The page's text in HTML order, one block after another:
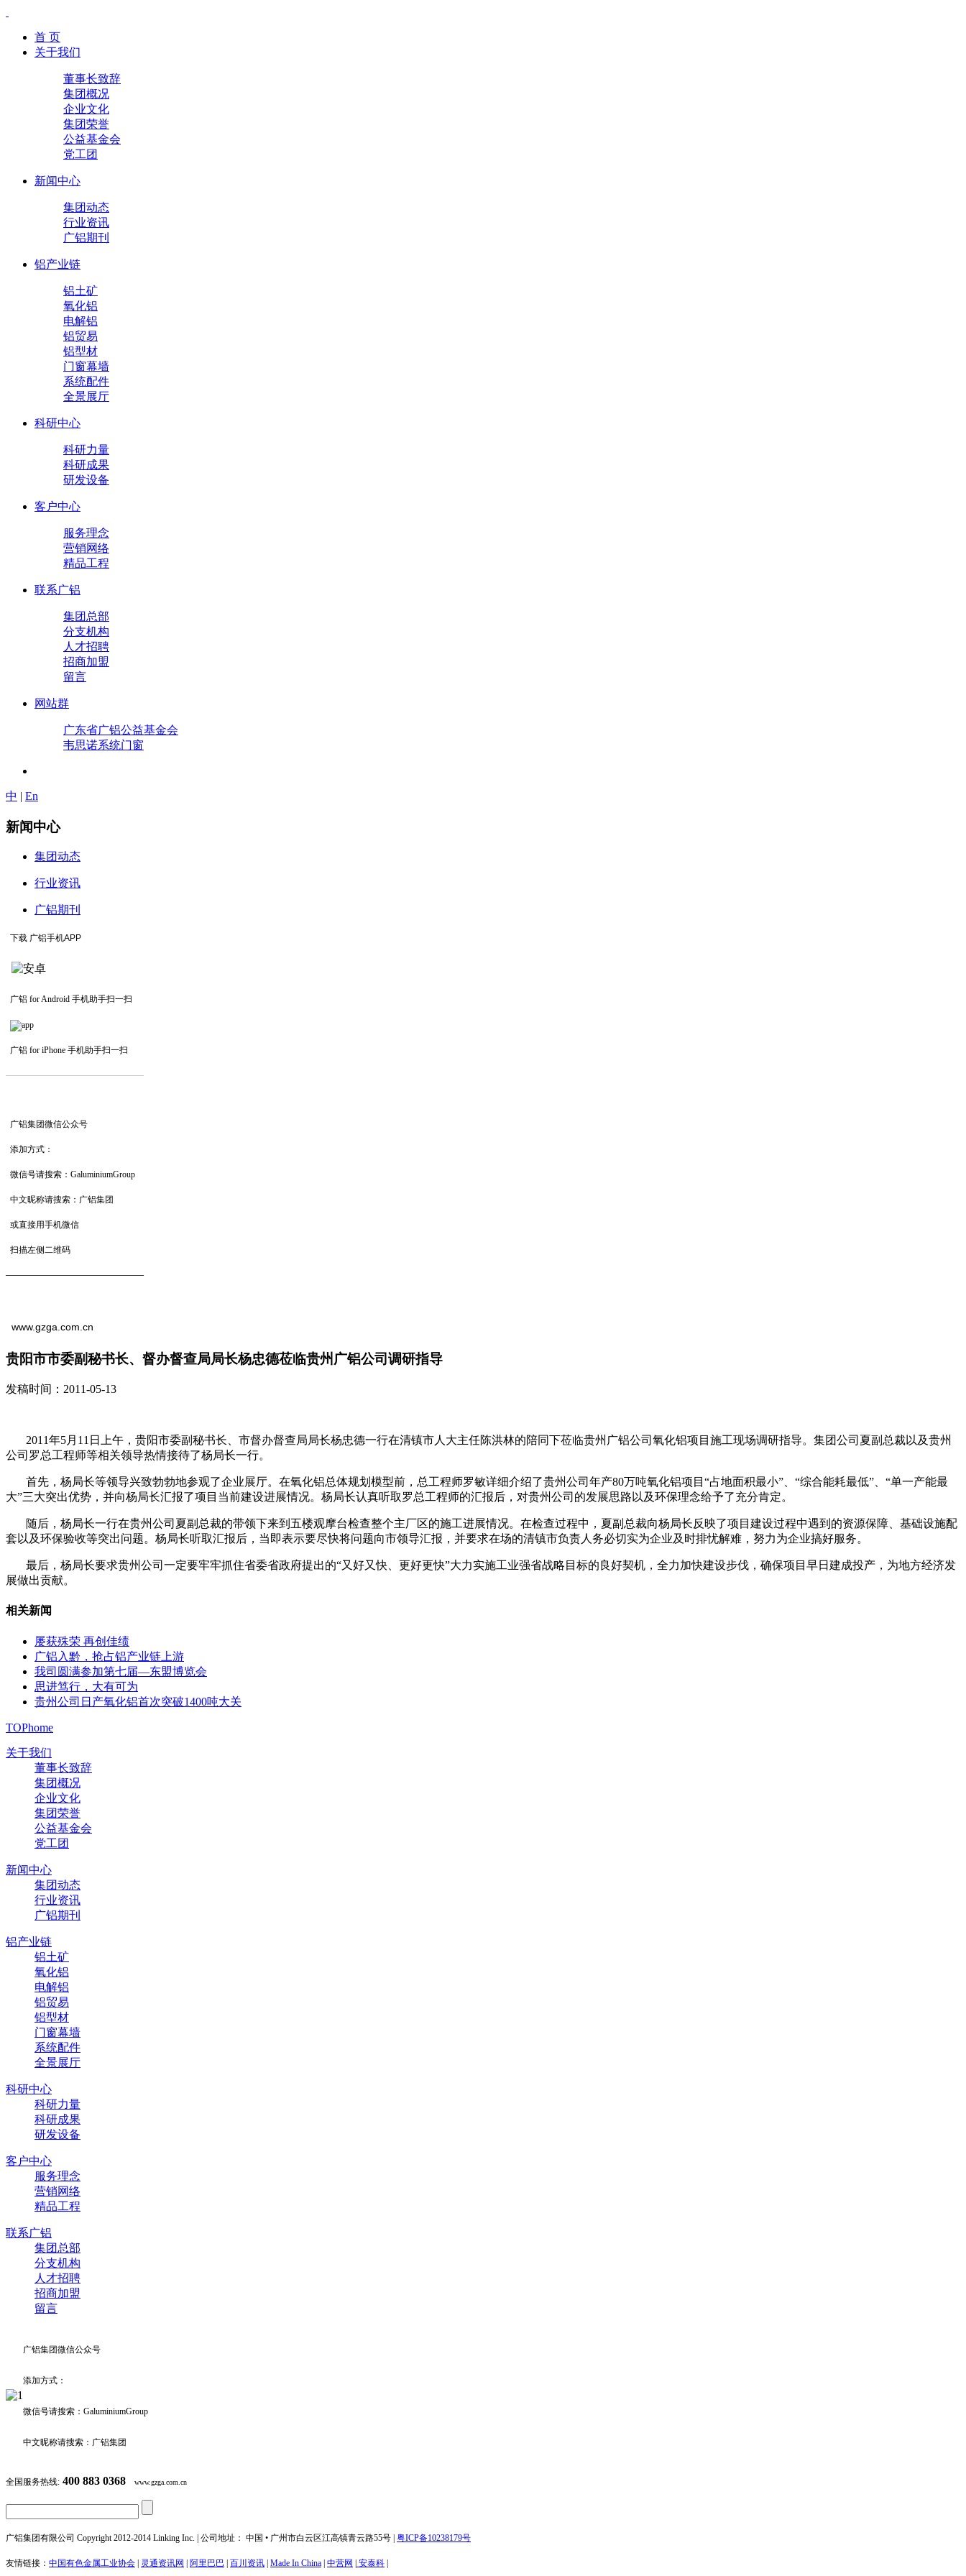
首 页
关于我们
董事长致辞
集团概况
企业文化
集团荣誉
公益基金会
党工团
新闻中心
集团动态
行业资讯
广铝期刊
铝产业链
铝土矿
氧化铝
电解铝
铝贸易
铝型材
门窗幕墙
系统配件
全景展厅
科研中心
科研力量
科研成果
研发设备
客户中心
服务理念
营销网络
精品工程
联系广铝
集团总部
分支机构
人才招聘
招商加盟
留言
网站群
广东省广铝公益基金会
韦思诺系统门窗
中 | En
新闻中心
集团动态
行业资讯
广铝期刊
下载 广铝手机APP
广铝 for Android 手机助手扫一扫
广铝 for iPhone 手机助手扫一扫
————————————
广铝集团微信公众号
添加方式：
微信号请搜索：GaluminiumGroup
中文昵称请搜索：广铝集团
或直接用手机微信
扫描左侧二维码
————————————
www.gzga.com.cn
贵阳市市委副秘书长、督办督查局局长杨忠德莅临贵州广铝公司调研指导
发稿时间：2011-05-13
2011年5月11日上午，贵阳市委副秘书长、市督办督查局局长杨忠德一行在清镇市人大主任陈洪林的陪同下莅临贵州广铝公司氧化铝项目施工现场调研指导。集团公司夏副总裁以及贵州
公司罗总工程师等相关领导热情接待了杨局长一行。
首先，杨局长等领导兴致勃勃地参观了企业展厅。在氧化铝总体规划模型前，总工程师罗敏详细介绍了贵州公司年产80万吨氧化铝项目“占地面积最小”、“综合能耗最低”、“单一产能最
大”三大突出优势，并向杨局长汇报了项目当前建设进展情况。杨局长认真听取罗总工程师的汇报后，对贵州公司的发展思路以及环保理念给予了充分肯定。
随后，杨局长一行在贵州公司夏副总裁的带领下来到五楼观摩台检查整个主厂区的施工进展情况。在检查过程中，夏副总裁向杨局长反映了项目建设过程中遇到的资源保障、基础设施配
套以及环保验收等突出问题。杨局长听取汇报后，当即表示要尽快将问题向市领导汇报，并要求在场的清镇市负责人务必切实为企业及时排忧解难，努力为企业搞好服务。
最后，杨局长要求贵州公司一定要牢牢抓住省委省政府提出的“又好又快、更好更快”大力实施工业强省战略目标的良好契机，全力加快建设步伐，确保项目早日建成投产，为地方经济发
展做出贡献。
相关新闻
屡获殊荣 再创佳绩
广铝入黔，抢占铝产业链上游
我司圆满参加第七届—东盟博览会
思进笃行，大有可为
贵州公司日产氧化铝首次突破1400吨大关
TOPhome
关于我们
董事长致辞
集团概况
企业文化
集团荣誉
公益基金会
党工团
新闻中心
集团动态
行业资讯
广铝期刊
铝产业链
铝土矿
氧化铝
电解铝
铝贸易
铝型材
门窗幕墙
系统配件
全景展厅
科研中心
科研力量
科研成果
研发设备
客户中心
服务理念
营销网络
精品工程
联系广铝
集团总部
分支机构
人才招聘
招商加盟
留言
广铝集团微信公众号
添加方式：
微信号请搜索：GaluminiumGroup
中文昵称请搜索：广铝集团
全国服务热线: 400 883 0368 www.gzga.com.cn
广铝集团有限公司 Copyright 2012-2014 Linking Inc. | 公司地址： 中国 • 广州市白云区江高镇青云路55号 | 粤ICP备10238179号
友情链接： 中国有色金属工业协会 | 灵通资讯网 | 阿里巴巴 | 百川资讯 | Made In China | 中营网 | 安泰科 |